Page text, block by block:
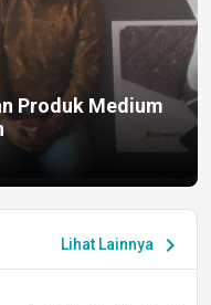
Produk Medium
Lihat Lainnya chevron_right